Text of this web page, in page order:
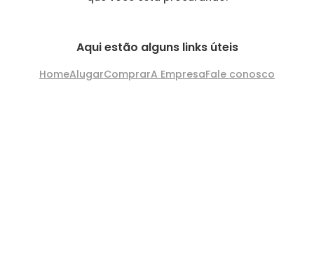
Aqui estão alguns links úteis
HomeAlugarComprarA EmpresaFale conosco